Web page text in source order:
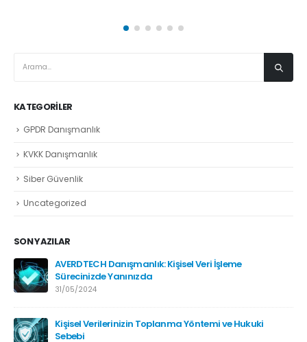
KATEGORILER
GPDR Danışmanlık
KVKK Danışmanlık
Siber Güvenlik
Uncategorized
SON YAZILAR
AVERDTECH Danışmanlık: Kişisel Veri İşleme
Sürecinizde Yanınızda
31/05/2024
Kişisel Verilerinizin Toplanma Yöntemi ve Hukuki
Sebebi